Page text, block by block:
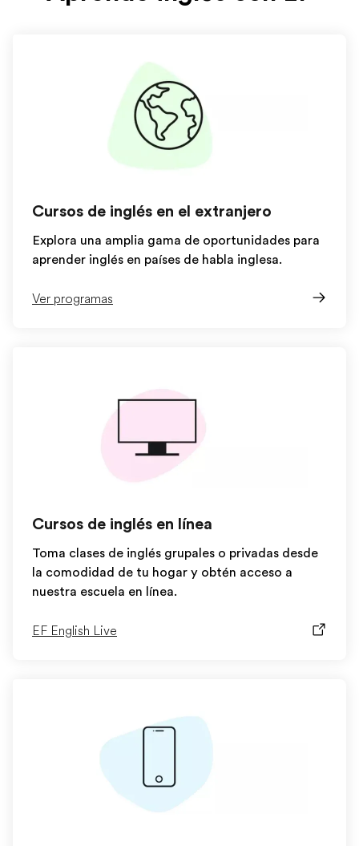
Cursos de inglés en el extranjero
Explora una amplia gama de oportunidades para
aprender inglés en países de habla inglesa.
Ver programas
Cursos de inglés en línea
Toma clases de inglés grupales o privadas desde
la comodidad de tu hogar y obtén acceso a
nuestra escuela en línea.
EF English Live